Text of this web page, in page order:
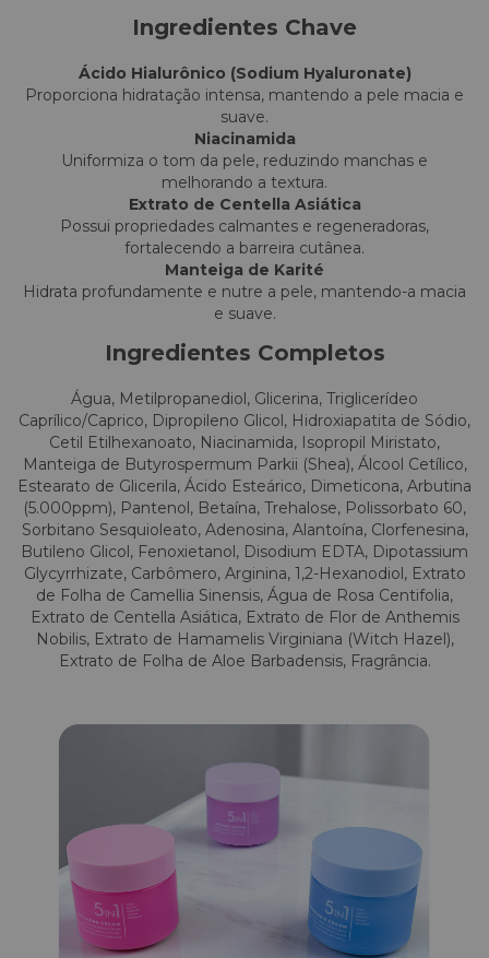
Ingredientes Chave
Ácido Hialurônico (Sodium Hyaluronate)
Proporciona hidratação intensa, mantendo a pele macia e
suave.
Niacinamida
Uniformiza o tom da pele, reduzindo manchas e
melhorando a textura.
Extrato de Centella Asiática
Possui propriedades calmantes e regeneradoras,
fortalecendo a barreira cutânea.
Manteiga de Karité
Hidrata profundamente e nutre a pele, mantendo-a macia
e suave.
Ingredientes Completos
Água, Metilpropanediol, Glicerina, Triglicerídeo
Caprílico/Caprico, Dipropileno Glicol, Hidroxiapatita de Sódio,
Cetil Etilhexanoato, Niacinamida, Isopropil Miristato,
Manteiga de Butyrospermum Parkii (Shea), Álcool Cetílico,
Estearato de Glicerila, Ácido Esteárico, Dimeticona, Arbutina
(5.000ppm), Pantenol, Betaína, Trehalose, Polissorbato 60,
Sorbitano Sesquioleato, Adenosina, Alantoína, Clorfenesina,
Butileno Glicol, Fenoxietanol, Disodium EDTA, Dipotassium
Glycyrrhizate, Carbômero, Arginina, 1,2-Hexanodiol, Extrato
de Folha de Camellia Sinensis, Água de Rosa Centifolia,
Extrato de Centella Asiática, Extrato de Flor de Anthemis
Nobilis, Extrato de Hamamelis Virginiana (Witch Hazel),
Extrato de Folha de Aloe Barbadensis, Fragrância.